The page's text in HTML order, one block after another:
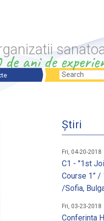
si Internationale
stimularea fortei de munca
prezentare generala
Search
Știri
Fri, 04-20-2018
C1 - "1st
Course 1”
/Sofia,
Fri, 03-23-2018
Conferinta